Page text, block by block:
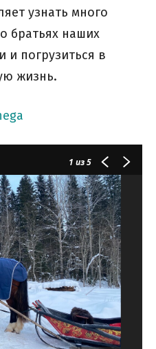
узнать много
братьях наших
и погрузиться в
жизнь.
1 из 5